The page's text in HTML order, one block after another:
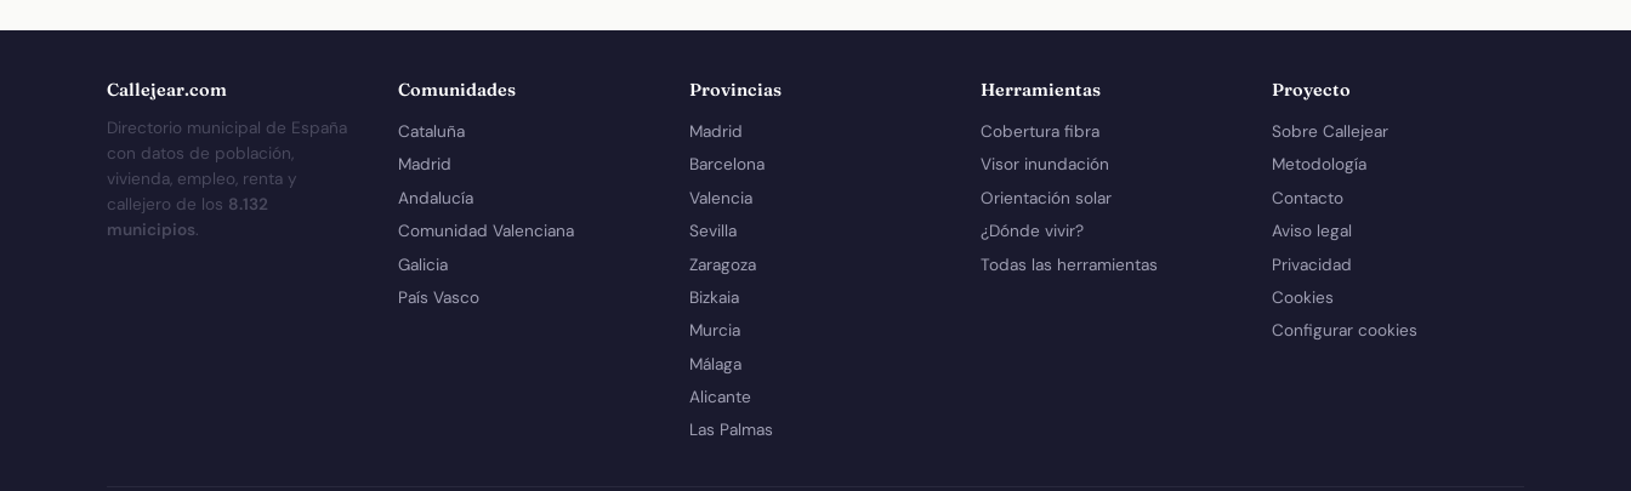
Callejear.com
Directorio municipal de España
con datos de población,
vivienda, empleo, renta y
callejero de los 8.132
municipios.
Comunidades
Cataluña
Madrid
Andalucía
Comunidad Valenciana
Galicia
País Vasco
Provincias
Madrid
Barcelona
Valencia
Sevilla
Zaragoza
Bizkaia
Murcia
Málaga
Alicante
Las Palmas
Herramientas
Cobertura fibra
Visor inundación
Orientación solar
¿Dónde vivir?
Todas las herramientas
Proyecto
Sobre Callejear
Metodología
Contacto
Aviso legal
Privacidad
Cookies
Configurar cookies